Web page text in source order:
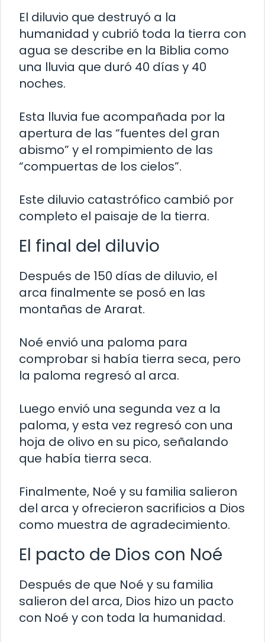
El diluvio que destruyó a la
humanidad y cubrió toda la tierra con
agua se describe en la Biblia como
una lluvia que duró 40 días y 40
noches.
Esta lluvia fue acompañada por la
apertura de las “fuentes del gran
abismo” y el rompimiento de las
“compuertas de los cielos”.
Este diluvio catastrófico cambió por
completo el paisaje de la tierra.
El final del diluvio
Después de 150 días de diluvio, el
arca finalmente se posó en las
montañas de Ararat.
Noé envió una paloma para
comprobar si había tierra seca, pero
la paloma regresó al arca.
Luego envió una segunda vez a la
paloma, y esta vez regresó con una
hoja de olivo en su pico, señalando
que había tierra seca.
Finalmente, Noé y su familia salieron
del arca y ofrecieron sacrificios a Dios
como muestra de agradecimiento.
El pacto de Dios con Noé
Después de que Noé y su familia
salieron del arca, Dios hizo un pacto
con Noé y con toda la humanidad.